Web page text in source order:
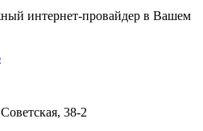
интернет-провайдер в Вашем
38-2